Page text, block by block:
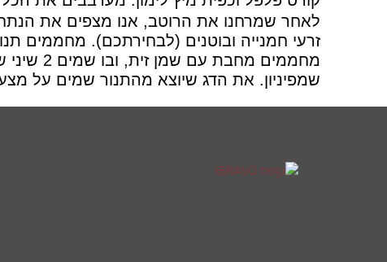
לאחר שמרחנו את הרוטב, אנו מצפים את
מחממים
שמפיניון. את הדג שיוצא מהתנור שמים על